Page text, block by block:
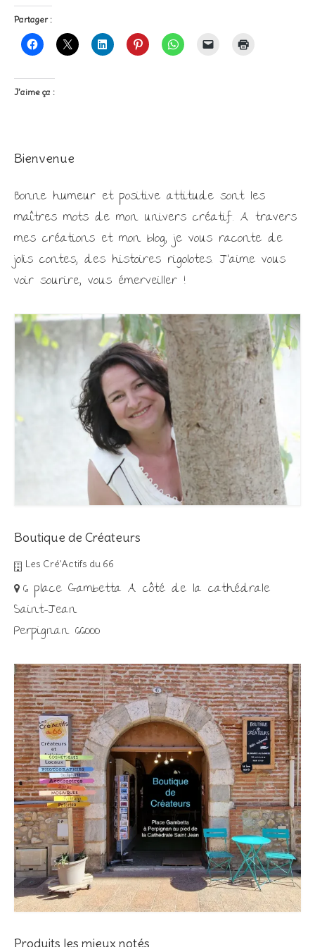
Partager :
J’aime ça :
Bienvenue
Bonne humeur et positive attitude sont les
maîtres mots de mon univers créatif. A travers
mes créations et mon blog, je vous raconte de
jolis contes, des histoires rigolotes. J'aime vous
voir sourire, vous émerveiller !
Boutique de Créateurs
Les Cré'Actifs du 66
6 place Gambetta A côté de la cathédrale
Saint-Jean
Perpignan 66000
Produits les mieux notés